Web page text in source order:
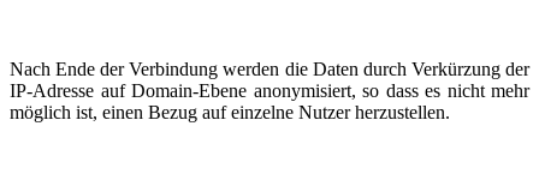
Nach Ende der Verbindung werden die Daten durch Verkürzung der
IP-Adresse auf Domain-Ebene anonymisiert, so dass es nicht mehr
möglich ist, einen Bezug auf einzelne Nutzer herzustellen.